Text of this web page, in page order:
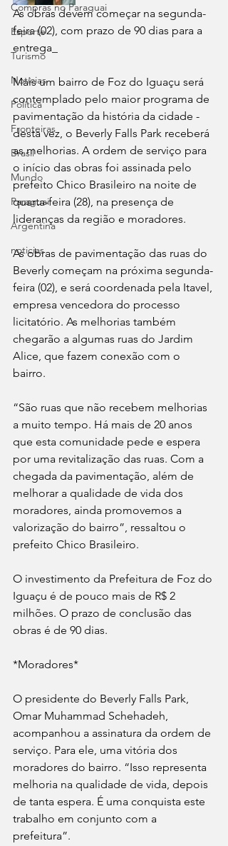
Compras no Paraguai
Esporte
Turismo
Notícias
Política
Fronteiras
Brasil
Mundo
Paraguai
Argentina
noticias
As obras devem começar na segunda-
feira (02), com prazo de 90 dias para a
entrega_
Mais um bairro de Foz do Iguaçu será
contemplado pelo maior programa de
pavimentação da história da cidade -
desta vez, o Beverly Falls Park receberá
as melhorias. A ordem de serviço para
o início das obras foi assinada pelo
prefeito Chico Brasileiro na noite de
quarta-feira (28), na presença de
lideranças da região e moradores.
As obras de pavimentação das ruas do
Beverly começam na próxima segunda-
feira (02), e será coordenada pela Itavel,
empresa vencedora do processo
licitatório. As melhorias também
chegarão a algumas ruas do Jardim
Alice, que fazem conexão com o
bairro.
“São ruas que não recebem melhorias
a muito tempo. Há mais de 20 anos
que esta comunidade pede e espera
por uma revitalização das ruas. Com a
chegada da pavimentação, além de
melhorar a qualidade de vida dos
moradores, ainda promovemos a
valorização do bairro”, ressaltou o
prefeito Chico Brasileiro.
O investimento da Prefeitura de Foz do
Iguaçu é de pouco mais de R$ 2
milhões. O prazo de conclusão das
obras é de 90 dias.
*Moradores*
O presidente do Beverly Falls Park,
Omar Muhammad Schehadeh,
acompanhou a assinatura da ordem de
serviço. Para ele, uma vitória dos
moradores do bairro. “Isso representa
melhoria na qualidade de vida, depois
de tanta espera. É uma conquista este
trabalho em conjunto com a
prefeitura”.